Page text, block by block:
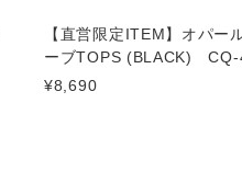
【直営限定ITEM】オパー
ーブTOPS (BLACK) CQ-
¥8,690